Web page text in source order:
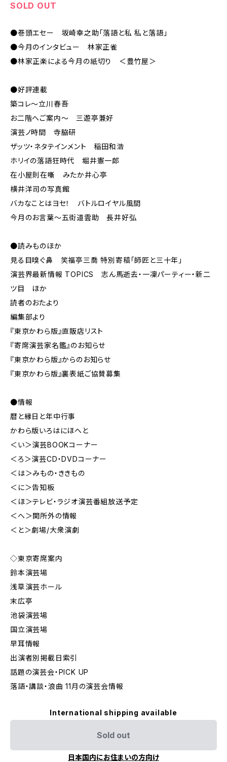
SOLD OUT
●巻頭エセー 坂崎幸之助「落語と私 私と落語」
●今月のインタビュー 林家正雀
●林家正楽による今月の紙切り ＜豊竹屋＞
●好評連載
築コレ～立川春吾
お二階へご案内～ 三遊亭兼好
演芸ノ時間 寺脇研
ザッツ・ネタテインメント 稲田和浩
ホリイの落語狂時代 堀井憲一郎
在小屋則在噺 みたか井心亭
横井洋司の写真館
バカなことはヨセ！ バトルロイヤル風間
今月のお言葉～五街道雲助 長井好弘
●読みものほか
見る目嗅ぐ鼻 笑福亭三喬 特別寄稿「師匠と三十年」
演芸界最新情報 TOPICS 志ん馬逝去・一凜パーティー・新二
ツ目 ほか
読者のおたより
編集部より
『東京かわら版』直販店リスト
『寄席演芸家名鑑』のお知らせ
『東京かわら版』からのお知らせ
『東京かわら版』裏表紙ご協賛募集
●情報
暦と縁日と年中行事
かわら版いろはにほへと
＜い＞演芸BOOKコーナー
＜ろ＞演芸CD・DVDコーナー
＜は＞みもの・ききもの
＜に＞告知板
＜ほ＞テレビ・ラジオ演芸番組放送予定
＜へ＞関所外の情報
＜と＞劇場/大衆演劇
◇東京寄席案内
鈴本演芸場
浅草演芸ホール
末広亭
池袋演芸場
国立演芸場
早耳情報
出演者別掲載日索引
話題の演芸会・PICK UP
落語・講談・浪曲 11月の演芸会情報
International shipping available
Sold out
日本国内にお住まいの方向け